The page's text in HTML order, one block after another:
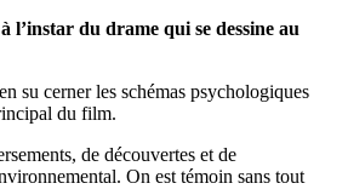
l’instar du drame qui se dessine au
su cerner les schémas psychologiques
du film.
de découvertes et de
On est témoin sans tout